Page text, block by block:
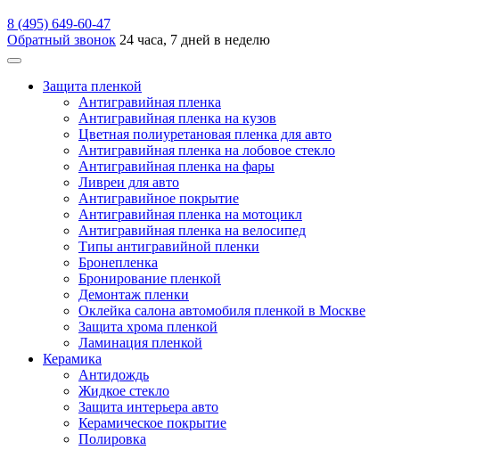
8 (495) 649-60-47
Обратный звонок 24 часа, 7 дней в неделю
Защита пленкой
Антигравийная пленка
Антигравийная пленка на кузов
Цветная полиуретановая пленка для авто
Антигравийная пленка на лобовое стекло
Антигравийная пленка на фары
Ливреи для авто
Антигравийное покрытие
Антигравийная пленка на мотоцикл
Антигравийная пленка на велосипед
Типы антигравийной пленки
Бронепленка
Бронирование пленкой
Демонтаж пленки
Оклейка салона автомобиля пленкой в Москве
Защита хрома пленкой
Ламинация пленкой
Керамика
Антидождь
Жидкое стекло
Защита интерьера авто
Керамическое покрытие
Полировка